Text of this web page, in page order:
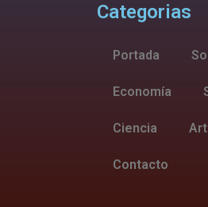
Categorias
Portada
Economía
Ciencia
Contacto